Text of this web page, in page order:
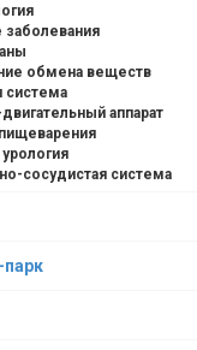
обмена веществ
система
аппарат
сосудистая система